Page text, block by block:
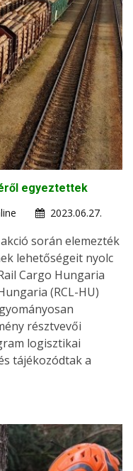
egyeztettek
2023.06.27.
során elemezték
lehetőségeit nyolc
Cargo Hungaria
(RCL-HU)
résztvevői
logisztikai
tájékozódtak a